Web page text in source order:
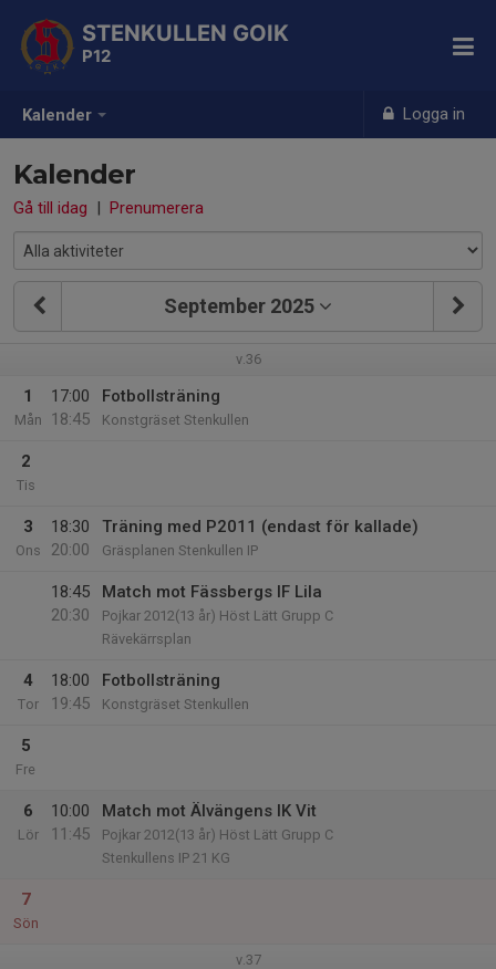
Kalender Logga in
STENKULLEN GOIK
P12
Kalender
Gå till idag | Prenumerera
September 2025
v.36
1
Mån
17:00
18:45
Fotbollsträning
Konstgräset Stenkullen
2
Tis
3
Ons
18:30
20:00
Träning med P2011 (endast för kallade)
Gräsplanen Stenkullen IP
18:45
20:30
Match mot Fässbergs IF Lila
Pojkar 2012(13 år) Höst Lätt Grupp C
Rävekärrsplan
4
Tor
18:00
19:45
Fotbollsträning
Konstgräset Stenkullen
5
Fre
6
Lör
10:00
11:45
Match mot Älvängens IK Vit
Pojkar 2012(13 år) Höst Lätt Grupp C
Stenkullens IP 21 KG
7
Sön
v.37